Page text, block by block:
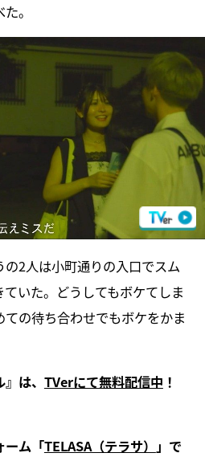
。
2人は小町通りの入口でスム
いた。どうしてもボケてしま
の待ち合わせでもボケをかま
は、 TVerにて無料配信中 ！
ーム「TELASA（テラサ） 」で